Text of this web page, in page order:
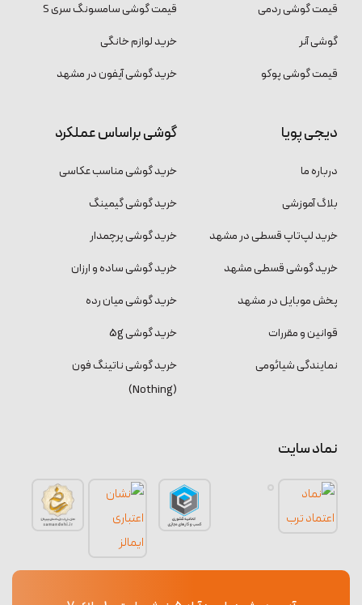
قیمت گوشی ردمی
گوشی آنر
قیمت گوشی پوکو
قیمت گوشی سامسونگ سری S
خرید لوازم خانگی
خرید گوشی آیفون در مشهد
دیجی پویا
درباره ما
بلاگ آموزشی
خرید لپ‌تاپ قسطی در مشهد
خرید گوشی قسطی مشهد
پخش موبایل در مشهد
قوانین و مقررات
نمایندگی شیائومی
گوشی براساس عملکرد
خرید گوشی مناسب عکاسی
خرید گوشی گیمینگ
خرید گوشی پرچمدار
خرید گوشی ساده و ارزان
خرید گوشی میان رده
خرید گوشی 5g
خرید گوشی ناتینگ فون
(Nothing)
نماد سایت